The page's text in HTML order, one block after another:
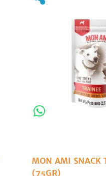
MON AMI SNACK
(75GR)